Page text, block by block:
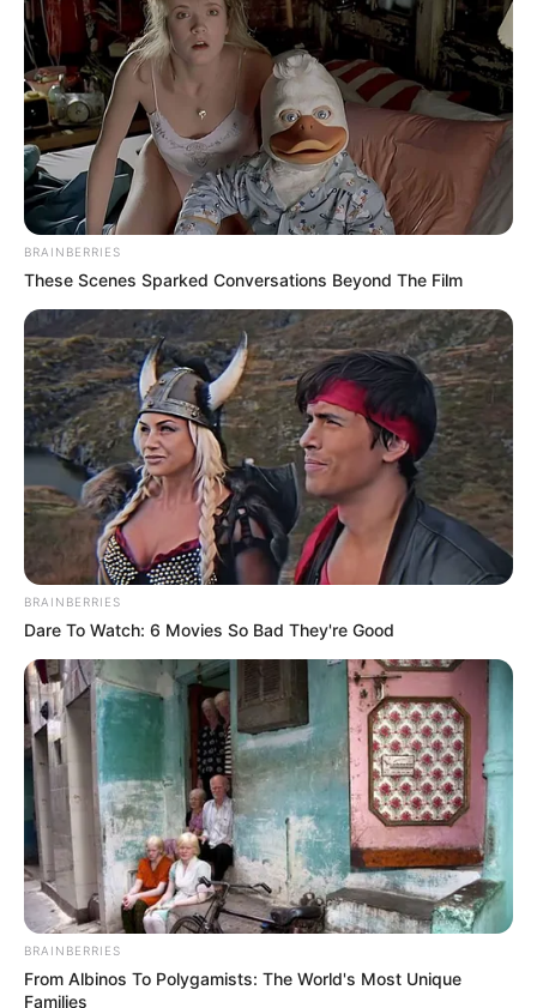
barrio Santa Cruz de
Medellín
ABUSO
Expectativa de familias
por posible captura de
sindicado de abusar niños
en Medellín
ABUSO
Profesora de centro
infantil en Medellín se
defendió de acusaciones
de abuso a menores
TRAGENDIA
Mataron a un joven en
presencia de su hermana
en el barrio Santa Cruz de
Medellín
TRAGENDIA
¡Intolerancia! A puñal
13 años en el barrio Santa
Cruz
BRAINBERRIES
These Scenes Sparked Conversations Beyond The Film
BRAINBERRIES
Dare To Watch: 6 Movies So Bad They're Good
BRAINBERRIES
From Albinos To Polygamists: The World's Most Unique
Families